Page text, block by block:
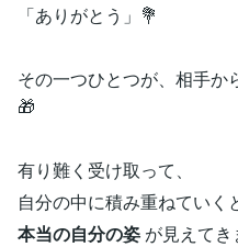
「ありがとう」💐
その一つひとつが、相手か
🎁
有り難く受け取って、
自分の中に積み重ねていく
本当の自分の姿 が見えてき